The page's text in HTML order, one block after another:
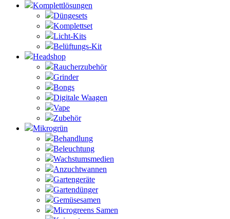
Komplettlösungen
Düngesets
Komplettset
Licht-Kits
Belüftungs-Kit
Headshop
Raucherzubehör
Grinder
Bongs
Digitale Waagen
Vape
Zubehör
Mikrogrün
Behandlung
Beleuchtung
Wachstumsmedien
Anzuchtwannen
Gartengeräte
Gartendünger
Gemüsesamen
Microgreens Samen